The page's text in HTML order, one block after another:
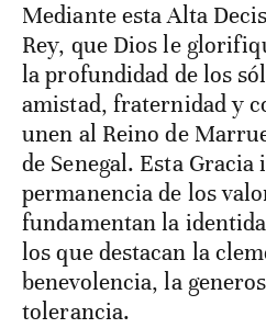
Mediante esta Alta
Rey, que Dios le
la profundidad de los
amistad, fraternidad y
unen al Reino de
de Senegal. Esta
permanencia de los
fundamentan la
los que destacan la
benevolencia, la
tolerancia.